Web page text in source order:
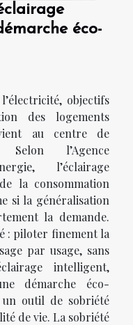
éco-
objectifs
des logements
au centre de
Selon l’Agence
l’éclairage
la consommation
si la généralisation
la demande.
: piloter finement la
par usage, sans
intelligent,
démarche éco-
un outil de sobriété
de vie. La sobriété